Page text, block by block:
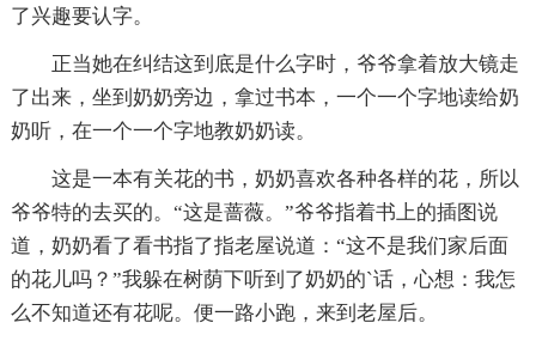
了兴趣要认字。
正当她在纠结这到底是什么字时，爷爷拿着放大镜走
了出来，坐到奶奶旁边，拿过书本，一个一个字地读给奶
奶听，在一个一个字地教奶奶读。
这是一本有关花的书，奶奶喜欢各种各样的花，所以
爷爷特的去买的。“这是蔷薇。”爷爷指着书上的插图说
道，奶奶看了看书指了指老屋说道：“这不是我们家后面
的花儿吗？”我躲在树荫下听到了奶奶的`话，心想：我怎
么不知道还有花呢。便一路小跑，来到老屋后。